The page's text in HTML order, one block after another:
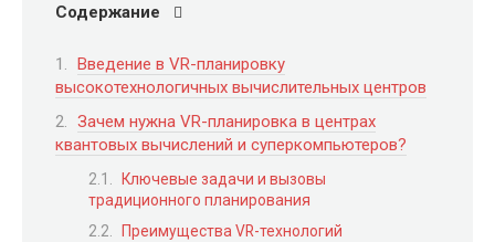
Содержание
Введение в VR-планировку
высокотехнологичных вычислительных центров
Зачем нужна VR-планировка в центрах
квантовых вычислений и суперкомпьютеров?
Ключевые задачи и вызовы
традиционного планирования
Преимущества VR-технологий